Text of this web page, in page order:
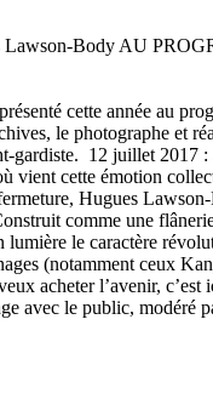
cette année au
le photographe et
gardiste. 12 juillet 2017
vient cette émotion
Hugues
comme une
le caractère
(notamment ceux
acheter l’avenir,
avec le public, modéré